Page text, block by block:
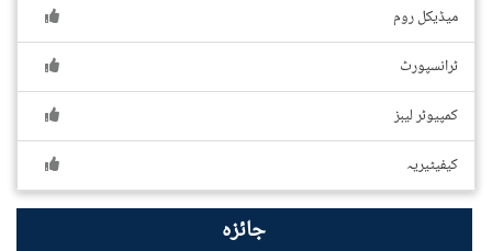
میڈیکل روم
ٹرانسپورٹ
کمپیوٹر لیبز
کیفیٹیریہ
جائزہ